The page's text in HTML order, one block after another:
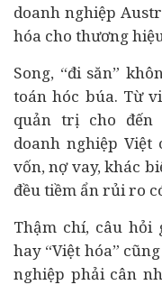
doanh nghiệp
hóa cho thương
Song, “đi săn”
toán hóc búa. Từ
quản trị cho đến
doanh nghiệp
vốn, nợ vay, khác
đều tiềm ẩn rủi ro
Thậm chí, câu hỏi
hay “Việt hóa”
nghiệp phải cân